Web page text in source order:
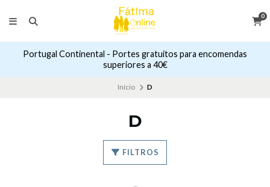
0
Portugal Continental - Portes gratuitos para encomendas
superiores a 40€
Início D
D
FILTROS